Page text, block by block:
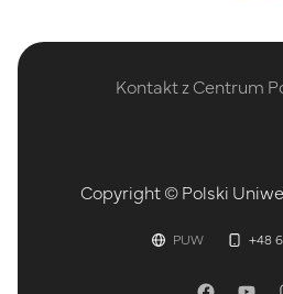
Kontakt z Centrum
Copyright © Polski
PUW +48